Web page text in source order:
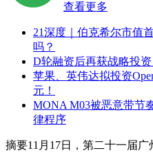
查看更多
21深度｜伯克希尔市值
吗？
D轮融资后再获战略投
苹果、英伟达拟投资
元！
MONA M03被恶意带节
律程序
摘要11月17日，第二十一届